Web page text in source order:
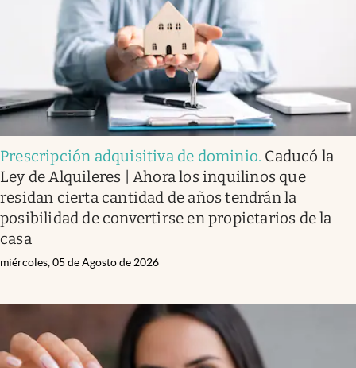
Prescripción adquisitiva de dominio. Caducó la
Ley de Alquileres | Ahora los inquilinos que
residan cierta cantidad de años tendrán la
posibilidad de convertirse en propietarios de la
casa
miércoles, 05 de Agosto de 2026